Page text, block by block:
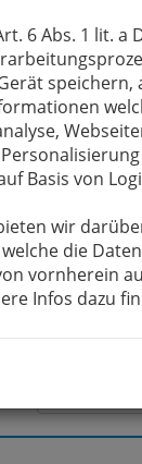
6 Abs. 1 lit. a
Basis von
wir
die
vornherein
Infos dazu
wir an
wird nach
weitergeleitet.
Meine